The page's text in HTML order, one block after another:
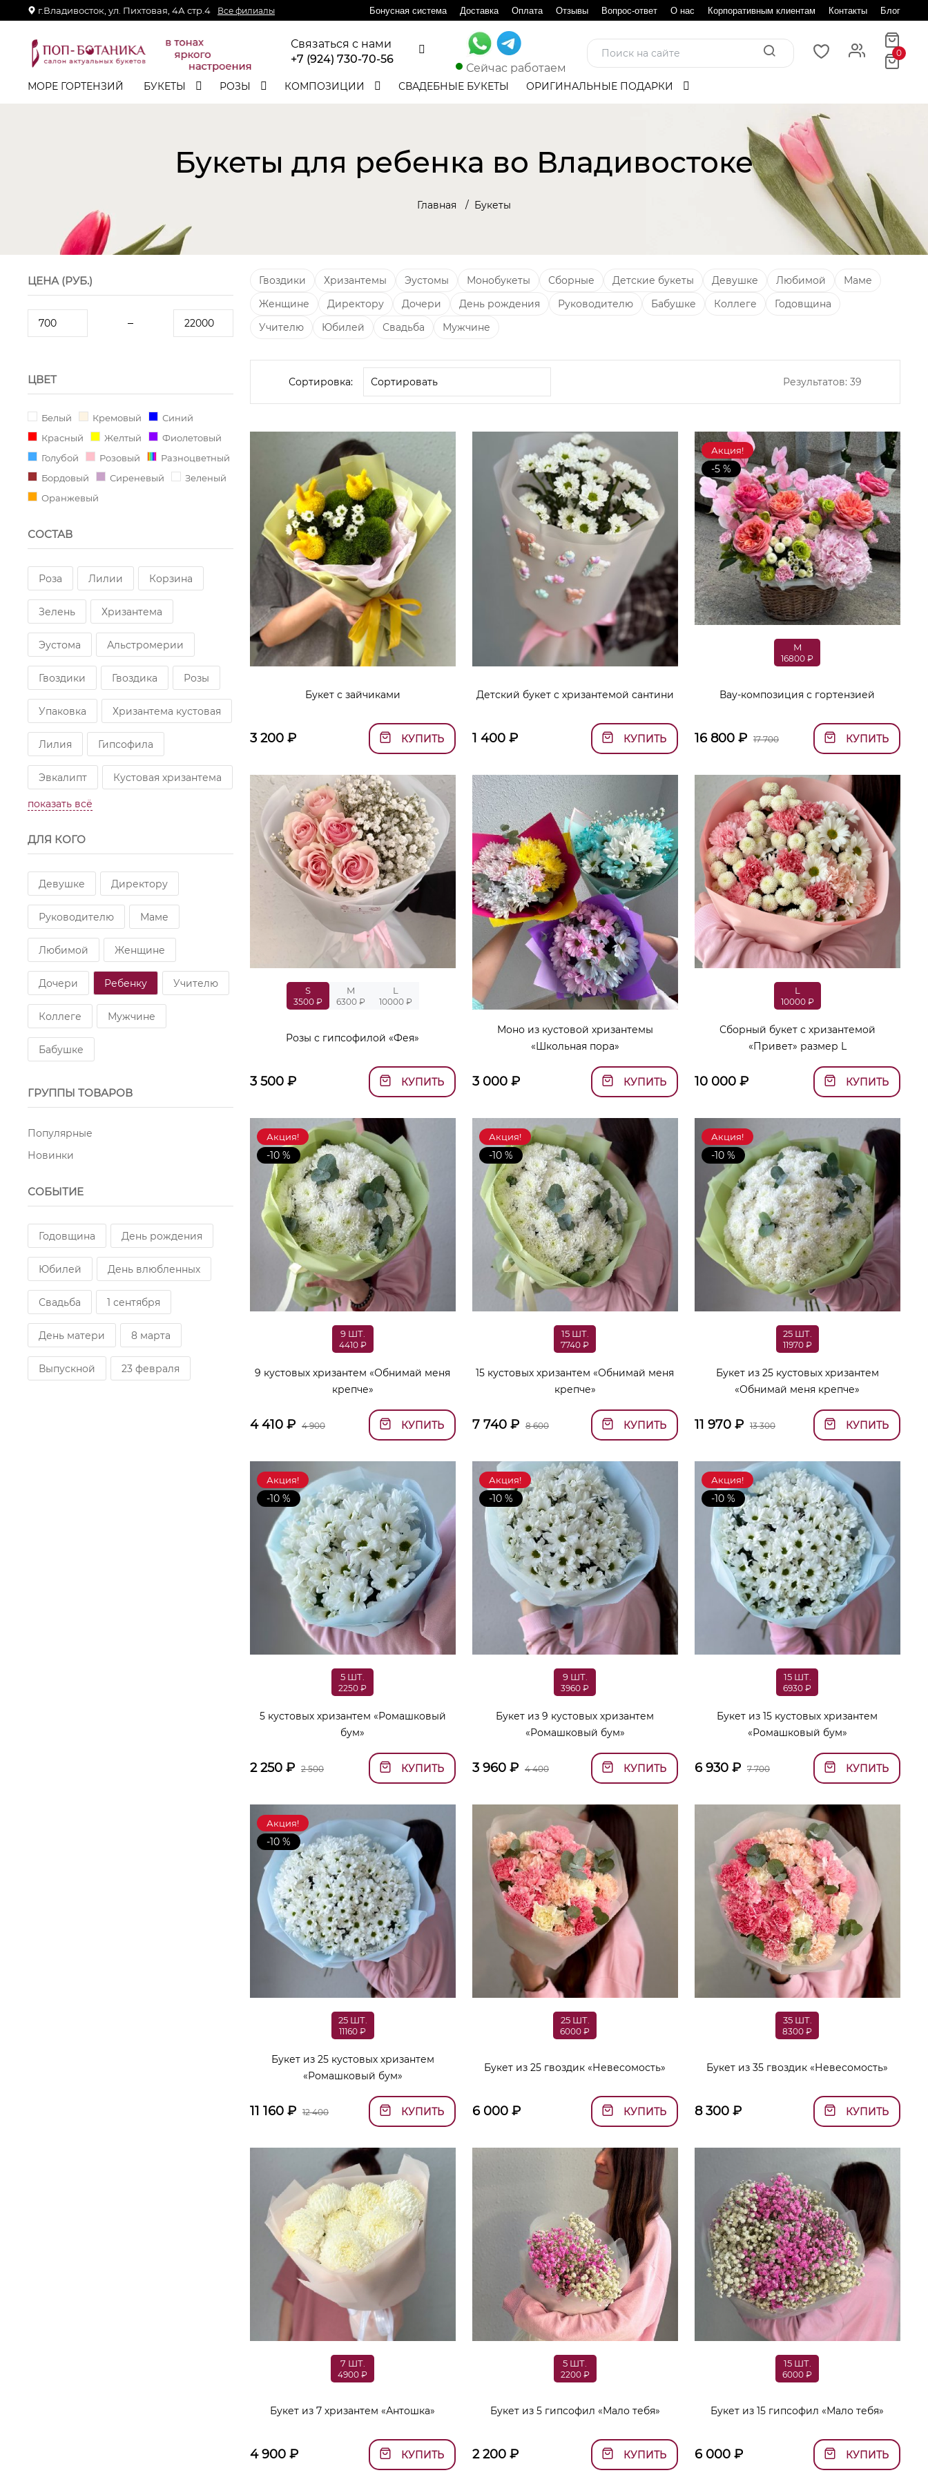
г.Владивосток, ул. Пихтовая, 4А стр.4 Все филиалы Бонусная система Доставка Оплата Отзывы Вопрос-ответ О нас Корпоративным клиентам Контакты Блог
Связаться с нами
+7 (924) 730-70-56
Сейчас работаем
0
МОРЕ ГОРТЕНЗИЙ БУКЕТЫ РОЗЫ КОМПОЗИЦИИ СВАДЕБНЫЕ БУКЕТЫ ОРИГИНАЛЬНЫЕ ПОДАРКИ
Букеты для ребенка во Владивостоке
Главная Букеты
ЦЕНА (РУБ.)
ЦВЕТ
Белый Кремовый
Синий
Красный
Желтый
Фиолетовый
Голубой
Розовый
Разноцветный
Бордовый
Сиреневый
Зеленый
Оранжевый
СОСТАВ
Роза Лилии Корзина
Зелень Хризантема
Эустома Альстромерии
Гвоздики Гвоздика Розы
Упаковка Хризантема кустовая
Лилия Гипсофила
Эвкалипт Кустовая хризантема
Кустовая роза
Гербера
Кустовые розы
Альстромерия Гербера мини
Сухоцветы Роза кустовая
Маттиола Пионовидная роза
Роза пионовидная
Сухоцвет
Антуриум Дельфиниум
показать всё
ДЛЯ КОГО
Девушке Директору
Руководителю Маме
Любимой Женщине
Дочери Ребенку Учителю
Коллеге Мужчине
Бабушке
ГРУППЫ ТОВАРОВ
Популярные
Новинки
СОБЫТИЕ
Годовщина День рождения
Юбилей День влюбленных
Свадьба 1 сентября
День матери 8 марта
Выпускной 23 февраля
Гвоздики Хризантемы Эустомы Монобукеты Сборные Детские букеты Девушке Любимой
Маме
Женщине
Директору Дочери День рождения Руководителю Бабушке Коллеге
Годовщина
Учителю
Юбилей Свадьба Мужчине
Сортировка: Результатов: 39
Букет с зайчиками
3 200 ₽ КУПИТЬ
Детский букет с хризантемой сантини
1 400₽ КУПИТЬ
Акция!
-5 %
M
16800 ₽
Вау-композиция с гортензией
16 800₽ 17 700 КУПИТЬ
S
3500 ₽
M
6300 ₽
L
10000 ₽
Розы с гипсофилой «Фея»
3 500 ₽ КУПИТЬ
Моно из кустовой хризантемы
«Школьная пора»
3 000₽ КУПИТЬ
L
10000 ₽
Сборный букет с хризантемой
«Привет» размер L
10 000₽ КУПИТЬ
Акция!
-10 %
9 ШТ.
4410 ₽
9 кустовых хризантем «Обнимай меня
крепче»
4 410 ₽ 4 900 КУПИТЬ
Акция!
-10 %
15 ШТ.
7740 ₽
15 кустовых хризантем «Обнимай меня
крепче»
7 740₽ 8 600 КУПИТЬ
Акция!
-10 %
25 ШТ.
11970 ₽
Букет из 25 кустовых хризантем
«Обнимай меня крепче»
11 970₽ 13 300 КУПИТЬ
Акция!
-10 %
5 ШТ.
2250 ₽
5 кустовых хризантем «Ромашковый
бум»
2 250 ₽ 2 500 КУПИТЬ
Акция!
-10 %
9 ШТ.
3960 ₽
Букет из 9 кустовых хризантем
«Ромашковый бум»
3 960₽ 4 400 КУПИТЬ
Акция!
-10 %
15 ШТ.
6930 ₽
Букет из 15 кустовых хризантем
«Ромашковый бум»
6 930₽ 7 700 КУПИТЬ
Акция!
-10 %
25 ШТ.
11160 ₽
Букет из 25 кустовых хризантем
«Ромашковый бум»
11 160 ₽ 12 400 КУПИТЬ
25 ШТ.
6000 ₽
Букет из 25 гвоздик «Невесомость»
6 000₽ КУПИТЬ
35 ШТ.
8300 ₽
Букет из 35 гвоздик «Невесомость»
8 300₽ КУПИТЬ
7 ШТ.
4900 ₽
Букет из 7 хризантем «Антошка»
4 900 ₽ КУПИТЬ
5 ШТ.
2200 ₽
Букет из 5 гипсофил «Мало тебя»
2 200₽ КУПИТЬ
15 ШТ.
6000 ₽
Букет из 15 гипсофил «Мало тебя»
6 000₽ КУПИТЬ